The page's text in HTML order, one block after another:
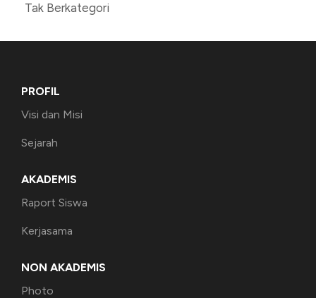
Tak Berkategori
PROFIL
Visi dan Misi
Sejarah
AKADEMIS
Raport Siswa
Kerjasama
NON AKADEMIS
Photo